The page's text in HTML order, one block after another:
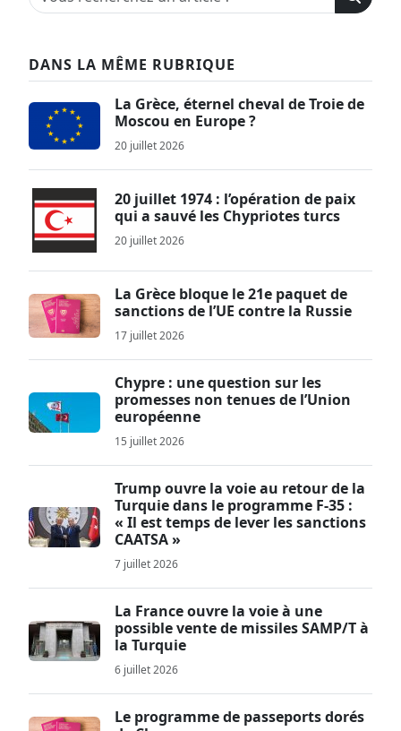
DANS LA MÊME RUBRIQUE
La Grèce, éternel cheval de Troie de
Moscou en Europe ?
20 juillet 2026
20 juillet 1974 : l’opération de paix
qui a sauvé les Chypriotes turcs
20 juillet 2026
La Grèce bloque le 21e paquet de
sanctions de l’UE contre la Russie
17 juillet 2026
Chypre : une question sur les
promesses non tenues de l’Union
européenne
15 juillet 2026
Trump ouvre la voie au retour de la
Turquie dans le programme F-35 :
« Il est temps de lever les sanctions
CAATSA »
7 juillet 2026
La France ouvre la voie à une
possible vente de missiles SAMP/T à
la Turquie
6 juillet 2026
Le programme de passeports dorés